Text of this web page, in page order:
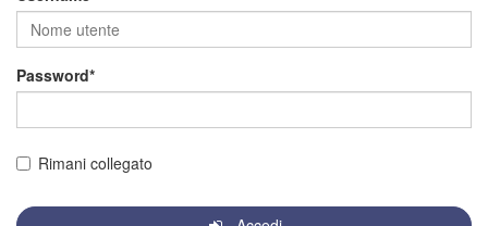
Password
Rimani collegato